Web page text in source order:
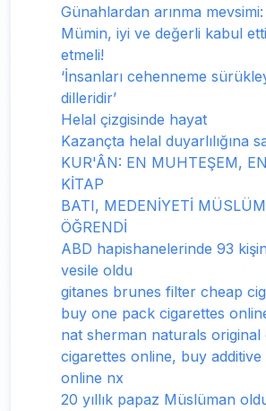
Günahlardan arınma
Mümin, iyi ve değerli kabul
etmeli!
‘İnsanları cehenneme
dilleridir’
Helal çizgisinde hayat
Kazançta helal duyarlılığına
KUR'ÂN: EN MUHTEŞEM,
KİTAP
BATI, MEDENİYETİ
ÖĞRENDİ
ABD hapishanelerinde 93
vesile oldu
gitanes brunes filter cheap
buy one pack cigarettes
nat sherman naturals original
cigarettes online, buy
online nx
20 yıllık papaz Müslüman